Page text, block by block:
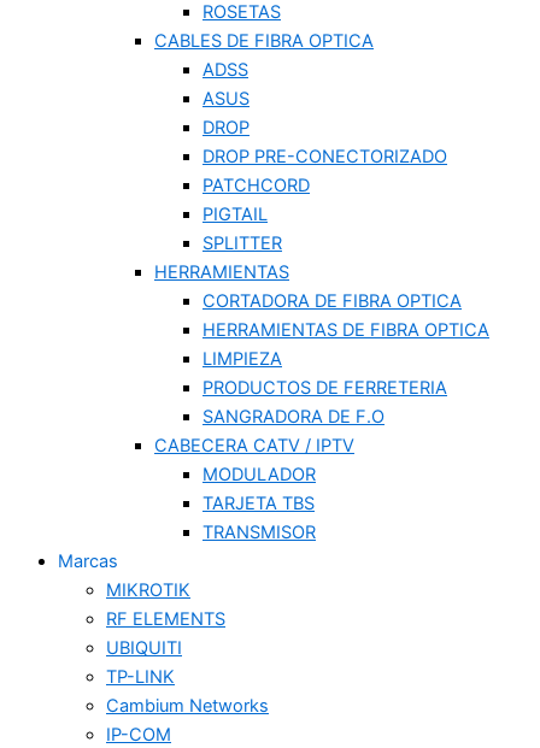
ROSETAS
CABLES DE FIBRA OPTICA
ADSS
ASUS
DROP
DROP PRE-CONECTORIZADO
PATCHCORD
PIGTAIL
SPLITTER
HERRAMIENTAS
CORTADORA DE FIBRA OPTICA
HERRAMIENTAS DE FIBRA OPTICA
LIMPIEZA
PRODUCTOS DE FERRETERIA
SANGRADORA DE F.O
CABECERA CATV / IPTV
MODULADOR
TARJETA TBS
TRANSMISOR
Marcas
MIKROTIK
RF ELEMENTS
UBIQUITI
TP-LINK
Cambium Networks
IP-COM